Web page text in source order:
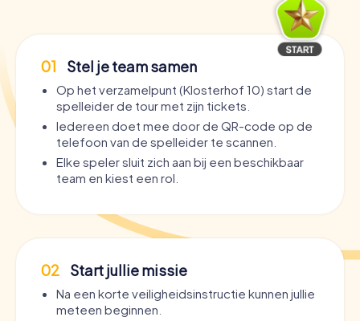
01 Stel je team samen
Op het verzamelpunt (Klosterhof 10) start de
spelleider de tour met zijn tickets.
Iedereen doet mee door de QR-code op de
telefoon van de spelleider te scannen.
Elke speler sluit zich aan bij een beschikbaar
team en kiest een rol.
02 Start jullie missie
Na een korte veiligheidsinstructie kunnen jullie
meteen beginnen.